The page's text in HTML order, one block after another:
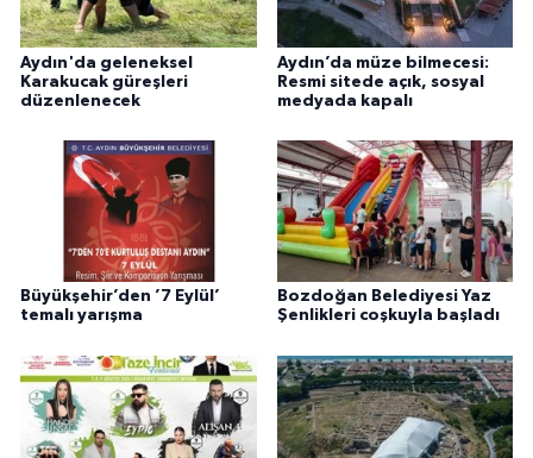
Aydın'da geleneksel
Karakucak güreşleri
düzenlenecek
Aydın’da müze bilmecesi:
Resmi sitede açık, sosyal
medyada kapalı
Büyükşehir’den ’7 Eylül’
temalı yarışma
Bozdoğan Belediyesi Yaz
Şenlikleri coşkuyla başladı